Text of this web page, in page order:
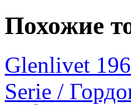
Похожие
Glenlivet
Serie /